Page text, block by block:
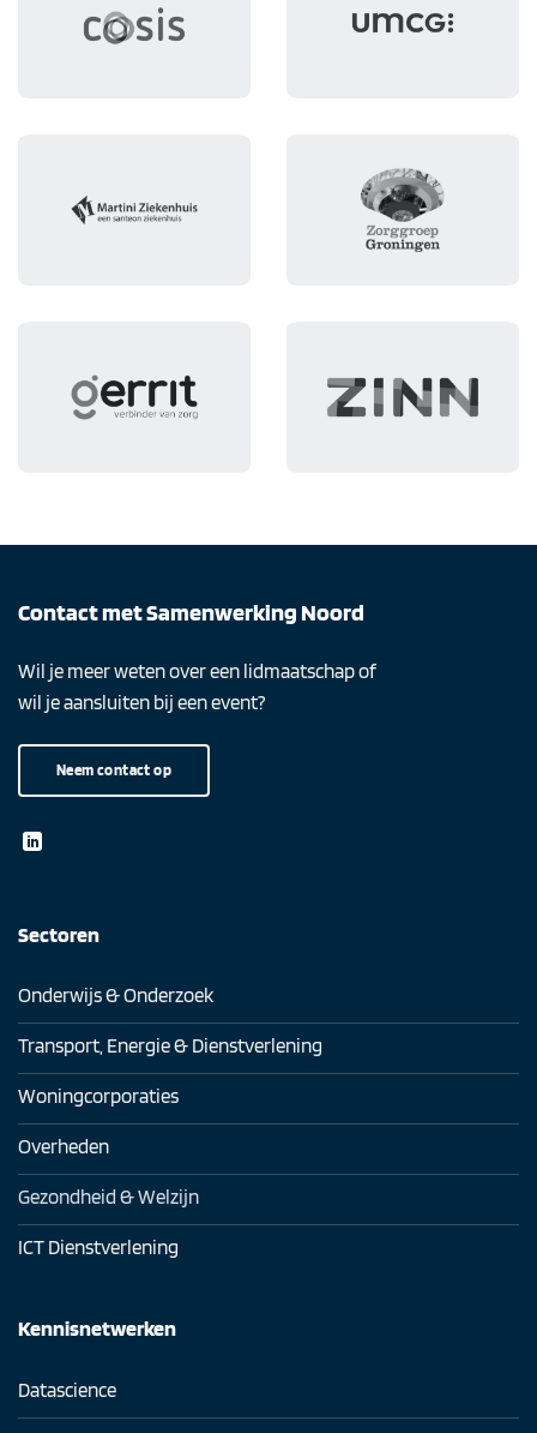
Contact met Samenwerking Noord
Wil je meer weten over een lidmaatschap of
wil je aansluiten bij een event?
Neem contact op
Sectoren
Onderwijs & Onderzoek
Transport, Energie & Dienstverlening
Woningcorporaties
Overheden
Gezondheid & Welzijn
ICT Dienstverlening
Kennisnetwerken
Datascience